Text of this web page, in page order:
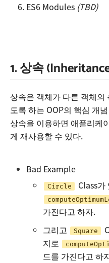
ES6 Modules (TBD)
1. 상속
상속은 객체가 다른 객체의
도록 하는 OOP의 핵심 개
상속을 이용하면 애플리케
게 재사용할 수 있다.
Bad Example
Circle Class가
가진다고 하자.
그리고
Square
지로
드를 가진다고 하